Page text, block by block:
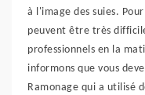
à l'image des suies.
peuvent être très
professionnels en la
informons que vous
Ramonage qui a utilisé